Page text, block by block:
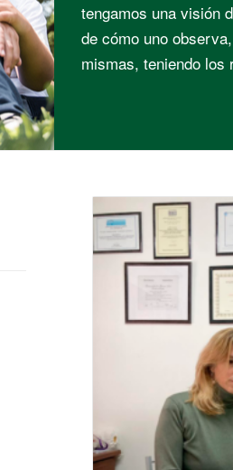
tengamos una visión
de cómo uno
mismas, teniendo los